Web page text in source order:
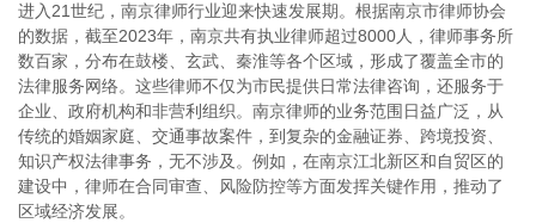
进入21世纪，南京律师行业迎来快速发展期。根据南京市律师协会
的数据，截至2023年，南京共有执业律师超过8000人，律师事务所
数百家，分布在鼓楼、玄武、秦淮等各个区域，形成了覆盖全市的
法律服务网络。这些律师不仅为市民提供日常法律咨询，还服务于
企业、政府机构和非营利组织。南京律师的业务范围日益广泛，从
传统的婚姻家庭、交通事故案件，到复杂的金融证券、跨境投资、
知识产权法律事务，无不涉及。例如，在南京江北新区和自贸区的
建设中，律师在合同审查、风险防控等方面发挥关键作用，推动了
区域经济发展。